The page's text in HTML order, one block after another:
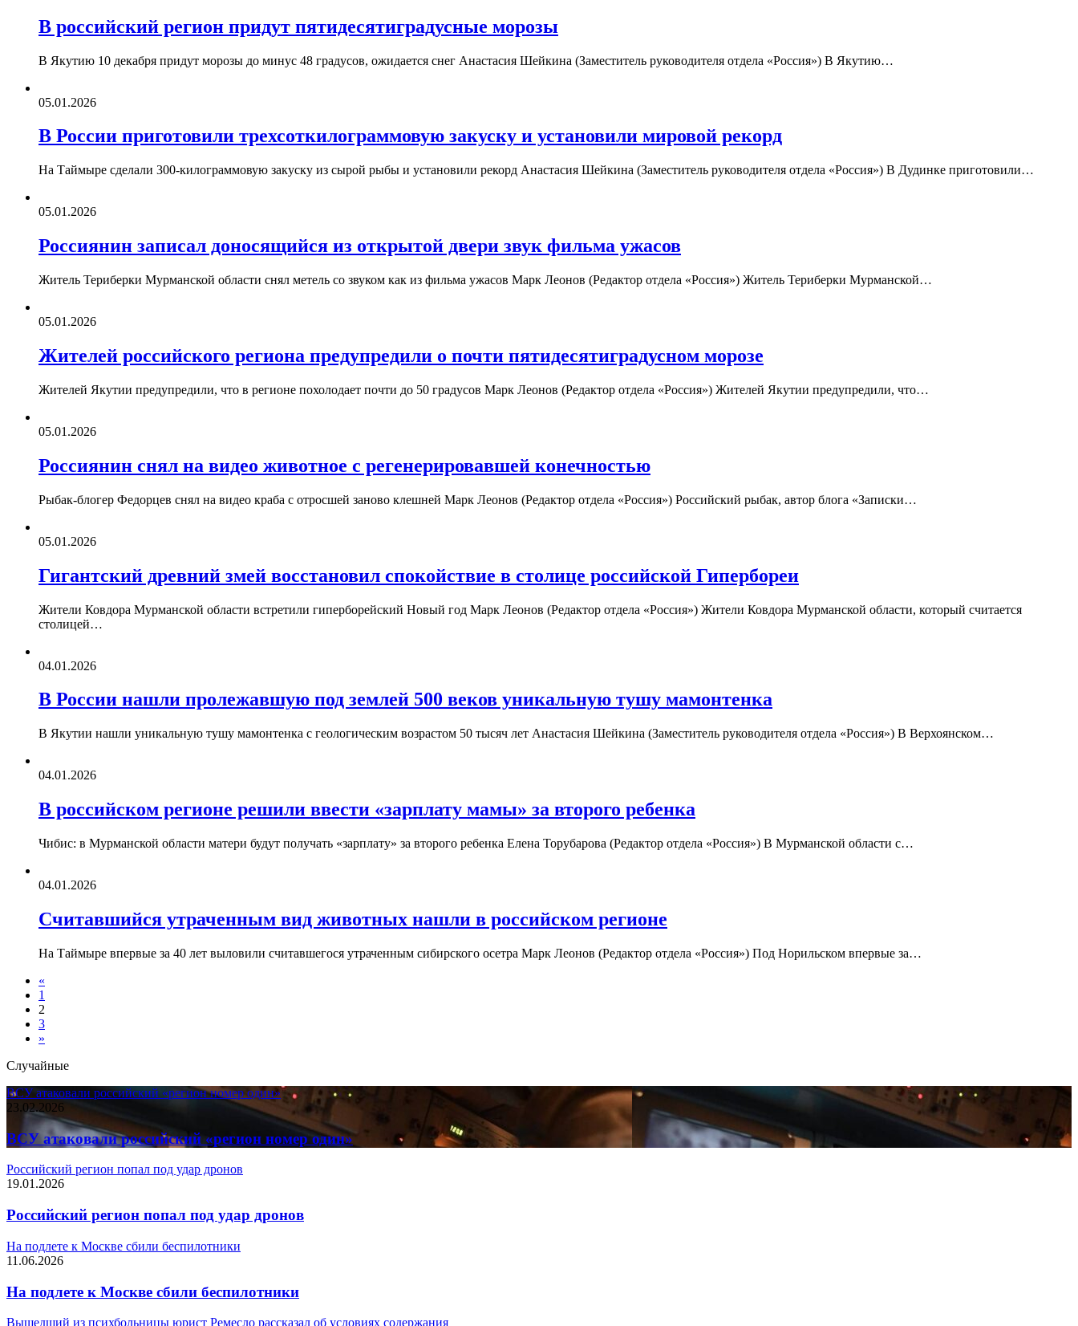
В российский регион придут пятидесятиградусные морозы
В Якутию 10 декабря придут морозы до минус 48 градусов, ожидается снег Анастасия Шейкина (Заместитель руководителя отдела «Россия») В Якутию…
05.01.2026
В России приготовили трехсоткилограммовую закуску и установили мировой рекорд
На Таймыре сделали 300-килограммовую закуску из сырой рыбы и установили рекорд Анастасия Шейкина (Заместитель руководителя отдела «Россия») В Дудинке приготовили…
05.01.2026
Россиянин записал доносящийся из открытой двери звук фильма ужасов
Житель Териберки Мурманской области снял метель со звуком как из фильма ужасов Марк Леонов (Редактор отдела «Россия») Житель Териберки Мурманской…
05.01.2026
Жителей российского региона предупредили о почти пятидесятиградусном морозе
Жителей Якутии предупредили, что в регионе похолодает почти до 50 градусов Марк Леонов (Редактор отдела «Россия») Жителей Якутии предупредили, что…
05.01.2026
Россиянин снял на видео животное с регенерировавшей конечностью
Рыбак-блогер Федорцев снял на видео краба с отросшей заново клешней Марк Леонов (Редактор отдела «Россия») Российский рыбак, автор блога «Записки…
05.01.2026
Гигантский древний змей восстановил спокойствие в столице российской Гипербореи
Жители Ковдора Мурманской области встретили гиперборейский Новый год Марк Леонов (Редактор отдела «Россия») Жители Ковдора Мурманской области, который считается
столицей…
04.01.2026
В России нашли пролежавшую под землей 500 веков уникальную тушу мамонтенка
В Якутии нашли уникальную тушу мамонтенка с геологическим возрастом 50 тысяч лет Анастасия Шейкина (Заместитель руководителя отдела «Россия») В Верхоянском…
04.01.2026
В российском регионе решили ввести «зарплату мамы» за второго ребенка
Чибис: в Мурманской области матери будут получать «зарплату» за второго ребенка Елена Торубарова (Редактор отдела «Россия») В Мурманской области с…
04.01.2026
Считавшийся утраченным вид животных нашли в российском регионе
На Таймыре впервые за 40 лет выловили считавшегося утраченным сибирского осетра Марк Леонов (Редактор отдела «Россия») Под Норильском впервые за…
«
1
2
3
»
Случайные
ВСУ атаковали российский «регион номер один»
23.02.2026
ВСУ атаковали российский «регион номер один»
Российский регион попал под удар дронов
19.01.2026
Российский регион попал под удар дронов
На подлете к Москве сбили беспилотники
11.06.2026
На подлете к Москве сбили беспилотники
Вышедший из психбольницы юрист Ремесло рассказал об условиях содержания